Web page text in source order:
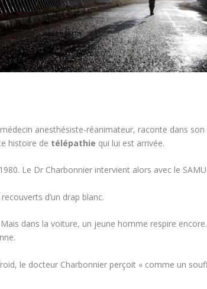
anesthésiste-réanimateur, raconte dans
histoire de télépathie qui lui est arrivée.
Le Dr Charbonnier intervient alors avec le
d’un drap blanc.
Mais dans la voiture, un jeune homme respire
le docteur Charbonnier perçoit « comme un